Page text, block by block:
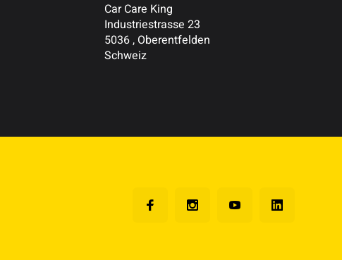
Car Care King
Industriestrasse 23
5036 , Oberentfelden
Schweiz